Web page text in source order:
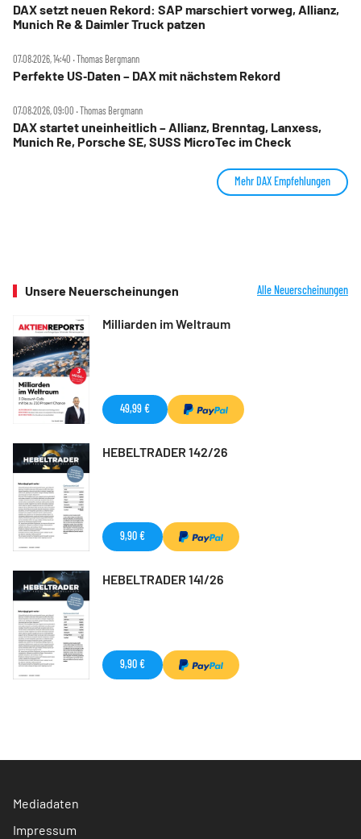
DAX setzt neuen Rekord: SAP marschiert vorweg, Allianz,
Munich Re & Daimler Truck patzen
07.08.2026, 14:40 ‧ Thomas Bergmann
Perfekte US‑Daten – DAX mit nächstem Rekord
07.08.2026, 09:00 ‧ Thomas Bergmann
DAX startet uneinheitlich – Allianz, Brenntag, Lanxess,
Munich Re, Porsche SE, SUSS MicroTec im Check
Mehr DAX Empfehlungen
Unsere Neuerscheinungen Alle Neuerscheinungen
Milliarden im Weltraum
49,99 €
HEBELTRADER 142/26
9,90 €
HEBELTRADER 141/26
9,90 €
Mediadaten
Impressum